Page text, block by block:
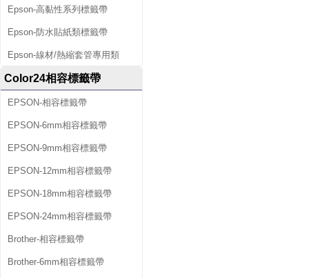
Epson-高黏性系列標籤帶
Epson-防水貼紙類標籤帶
Epson-線材/熱縮套管專用類
Color24相容標籤帶
EPSON-相容標籤帶
EPSON-6mm相容標籤帶
EPSON-9mm相容標籤帶
EPSON-12mm相容標籤帶
EPSON-18mm相容標籤帶
EPSON-24mm相容標籤帶
Brother-相容標籤帶
Brother-6mm相容標籤帶